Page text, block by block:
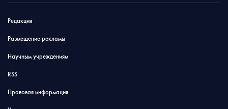
Редакция
Размещение рекламы
Научным учреждениям
RSS
Правовая информация